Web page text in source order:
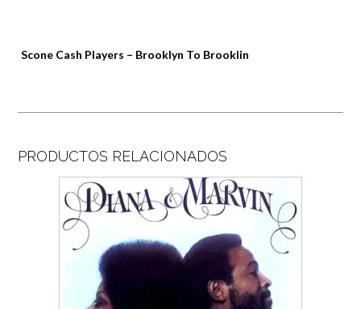
Scone Cash Players – Brooklyn To Brooklin
PRODUCTOS RELACIONADOS